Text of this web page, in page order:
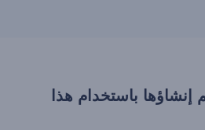
إنشاؤها باستخدام هذا